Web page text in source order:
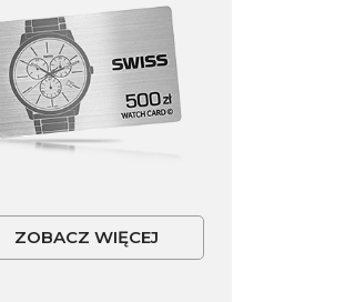
ZOBACZ WIĘCEJ